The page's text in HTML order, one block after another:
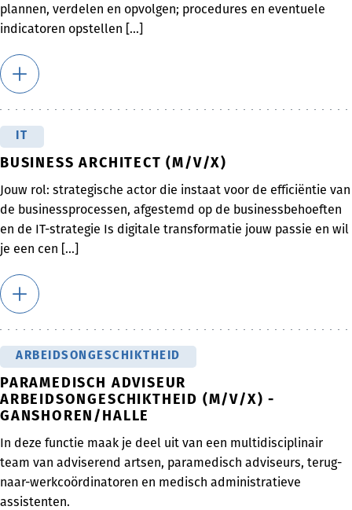
plannen, verdelen en opvolgen; procedures en eventuele
indicatoren opstellen [...]
BUSINESS ARCHITECT (M/V/X)
Jouw rol: strategische actor die instaat voor de efficiëntie van
de businessprocessen, afgestemd op de businessbehoeften
en de IT-strategie Is digitale transformatie jouw passie en wil
je een cen [...]
ARBEIDSONGESCHIKTHEID
PARAMEDISCH ADVISEUR
ARBEIDSONGESCHIKTHEID (M/V/X) -
GANSHOREN/HALLE
In deze functie maak je deel uit van een multidisciplinair
team van adviserend artsen, paramedisch adviseurs, terug-
naar-werkcoördinatoren en medisch administratieve
assistenten.